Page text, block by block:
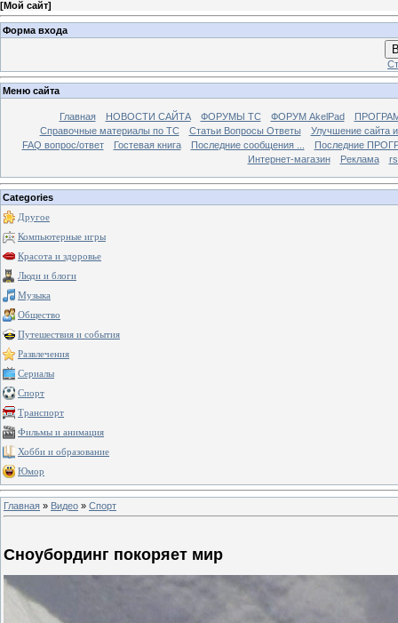
[Мой сайт]
Форма входа
Меню сайта
Главная НОВОСТИ САЙТА ФОРУМЫ TC ФОРУМ AkelPad
Справочные материалы по TС
Статьи Вопросы Ответы
Улучшение сайта
FAQ вопрос/ответ
Гостевая книга Последние сообщения ...
Последние
Интернет-магазин
Реклама
Categories
Другое
Компьютерные игры
Красота и здоровье
Люди и блоги
Музыка
Общество
Путешествия и события
Развлечения
Сериалы
Спорт
Транспорт
Фильмы и анимация
Хобби и образование
Юмор
Главная » Видео » Спорт
Сноубординг покоряет мир